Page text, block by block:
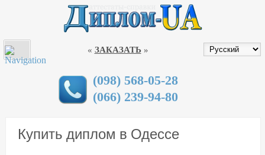
КУПИТИ ДИПЛОМ В УКРАЇНІ
ДИПЛОМЫ
СТЕПЕНИ ЗАЩИТЫ ДОКУМЕНТОВ
ГАРАНТИИ
« ЗАКАЗАТЬ»
(098) 568-05-28
(066) 239-94-80
Купить диплом в Одессе